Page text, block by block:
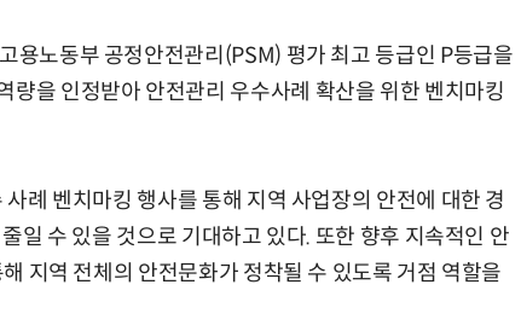
용노동부 공정안전관리(PSM) 평가 최고 등급인 P등급을
량을 인정받아 안전관리 우수사례 확산을 위한 벤치마킹
례 벤치마킹 행사를 통해 지역 사업장의 안전에 대한 경
일 수 있을 것으로 기대하고 있다. 또한 향후 지속적인 안
지역 전체의 안전문화가 정착될 수 있도록 거점 역할을